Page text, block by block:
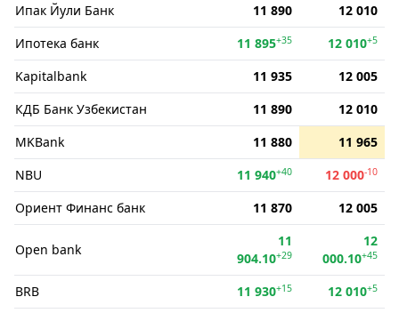
Ипак Йули Банк
11 890
12 010
Ипотека банк
11 895+35 12 010+5
Kapitalbank 11 935
12 005
КДБ Банк Узбекистан
11 890
12 010
MKBank
11 880
11 965
NBU
11 940+40 12 000-10
Ориент Финанс банк 11 870 12 005
Open bank
11
904.10+29
12
000.10+45
BRB 11 930+15 12 010+5